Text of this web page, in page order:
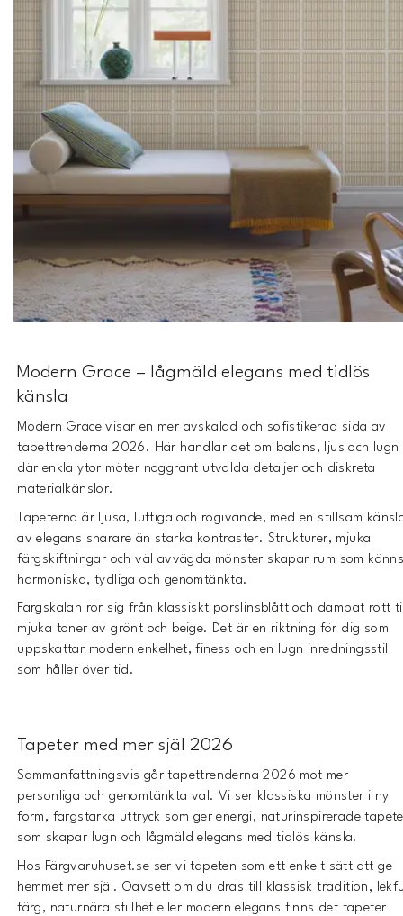
Modern Grace – lågmäld elegans med tidlös
känsla
Modern Grace visar en mer avskalad och sofistikerad sida av
tapettrenderna 2026. Här handlar det om balans, ljus och lugn
där enkla ytor möter noggrant utvalda detaljer och diskreta
materialkänslor.
Tapeterna är ljusa, luftiga och rogivande, med en stillsam
av elegans snarare än starka kontraster. Strukturer, mjuka
färgskiftningar och väl avvägda mönster skapar rum som
harmoniska, tydliga och genomtänkta.
Färgskalan rör sig från klassiskt porslinsblått och dämpat rött
mjuka toner av grönt och beige. Det är en riktning för dig som
uppskattar modern enkelhet, finess och en lugn inredningsstil
som håller över tid.
Tapeter med mer själ 2026
Sammanfattningsvis går tapettrenderna 2026 mot mer
personliga och genomtänkta val. Vi ser klassiska mönster i ny
form, färgstarka uttryck som ger energi, naturinspirerade
som skapar lugn och lågmäld elegans med tidlös känsla.
Hos Färgvaruhuset.se ser vi tapeten som ett enkelt sätt att ge
hemmet mer själ. Oavsett om du dras till klassisk tradition,
färg, naturnära stillhet eller modern elegans finns det tapeter